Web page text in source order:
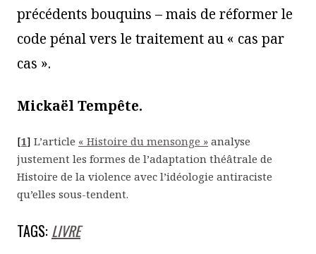
précédents bouquins – mais de réformer le
code pénal vers le traitement au « cas par
cas ».
Mickaël Tempête.
[1] L’article « Histoire du mensonge » analyse
justement les formes de l’adaptation théâtrale de
Histoire de la violence avec l’idéologie antiraciste
qu’elles sous-tendent.
TAGS: LIVRE